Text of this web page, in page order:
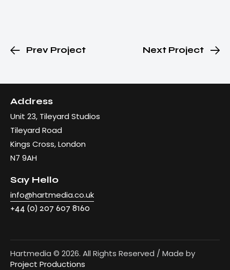
Prev Project Next Project
Address
Unit 23, Tileyard Studios
Tileyard Road
Kings Cross, London
N7 9AH
Say Hello
info@hartmedia.co.uk
+44 (0) 207 607 8160
Hartmedia © 2026. All Rights Reserved / Made by
Project Productions